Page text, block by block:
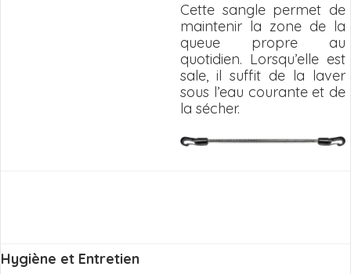
Cette sangle permet de
maintenir la zone de la
queue propre au
quotidien. Lorsqu’elle est
sale, il suffit de la laver
sous l’eau courante et de
la sécher.
Hygiène et Entretien